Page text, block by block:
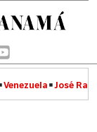
Venezuela José